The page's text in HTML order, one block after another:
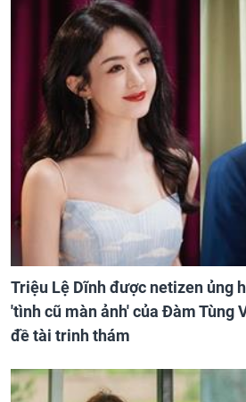
Triệu Lệ Dĩnh được netizen ủng
'tình cũ màn ảnh' của Đàm Tùng
đề tài trinh thám